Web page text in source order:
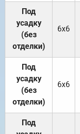
Под
усадку
(без
отделки)
6х6
Под
усадку
(без
отделки)
6х6
Под